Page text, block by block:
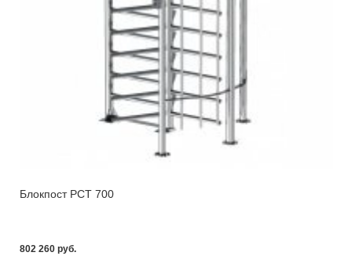
Блокпост РСТ 700
802 260 pуб.